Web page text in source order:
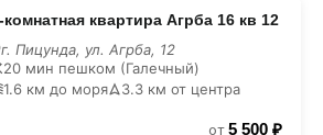
комнатная квартира Агрба 16 кв 12
г. Пицунда, ул. Агрба, 12
20 мин пешком (Галечный)
1.6 км до моря
3.3 км от центра
от 5 500 ₽